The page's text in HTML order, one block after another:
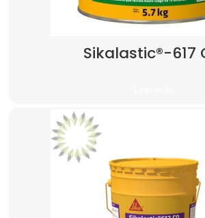
Sikalastic®-617